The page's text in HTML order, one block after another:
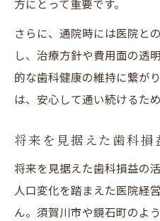
方にとって重要です。
さらに、通院時には医院と
し、治療方針や費用面の透
的な歯科健康の維持に繋が
は、安心して通い続けるた
将来を見据えた歯科損
将来を見据えた歯科損益の
人口変化を踏まえた医院経
ん。須賀川市や鏡石町のよ